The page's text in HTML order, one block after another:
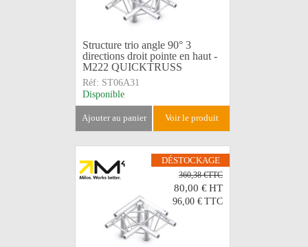
Structure trio angle 90° 3
directions droit pointe en haut -
M222 QUICKTRUSS
Réf: ST06A31
Disponible
ajouter au panier voir le produit
DÉSTOCKAGE
360,38 €TTC
80,00 €HT
96,00 € TTC